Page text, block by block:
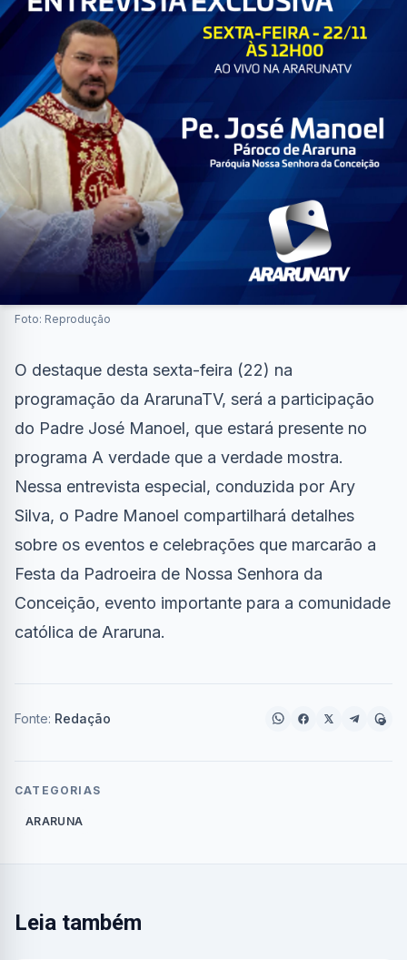
Foto: Reprodução
O destaque desta sexta-feira (22) na
programação da ArarunaTV, será a participação
do Padre José Manoel, que estará presente no
programa A verdade que a verdade mostra.
Nessa entrevista especial, conduzida por Ary
Silva, o Padre Manoel compartilhará detalhes
sobre os eventos e celebrações que marcarão a
Festa da Padroeira de Nossa Senhora da
Conceição, evento importante para a comunidade
católica de Araruna.
Fonte: Redação
CATEGORIAS
ARARUNA
Leia também